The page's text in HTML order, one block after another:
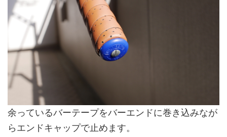
余っているバーテープをバーエンドに巻き込みなが
らエンドキャップで止めます。